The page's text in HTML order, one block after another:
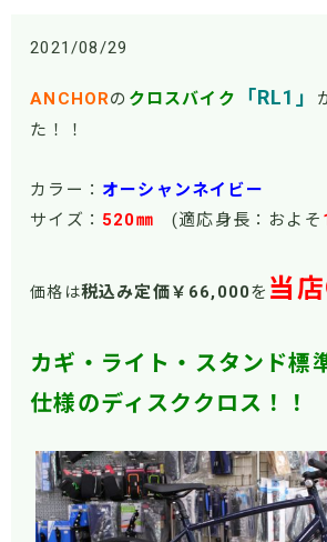
2021/08/29
ANCHORの クロスバイク 「RL1」
た！！
カラー： オーシャンネイビー
サイズ： 520㎜ (適応身長：およそ
価格は税込み定価￥66,000を 当
カギ・ライト・スタンド標
仕様のディスククロス！！